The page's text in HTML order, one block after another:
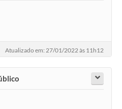
Atualizado em: 27/01/2022 às 11h12